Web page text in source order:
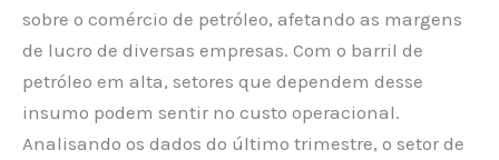
sobre o comércio de petróleo, afetando as margens
de lucro de diversas empresas. Com o barril de
petróleo em alta, setores que dependem desse
insumo podem sentir no custo operacional.
Analisando os dados do último trimestre, o setor de